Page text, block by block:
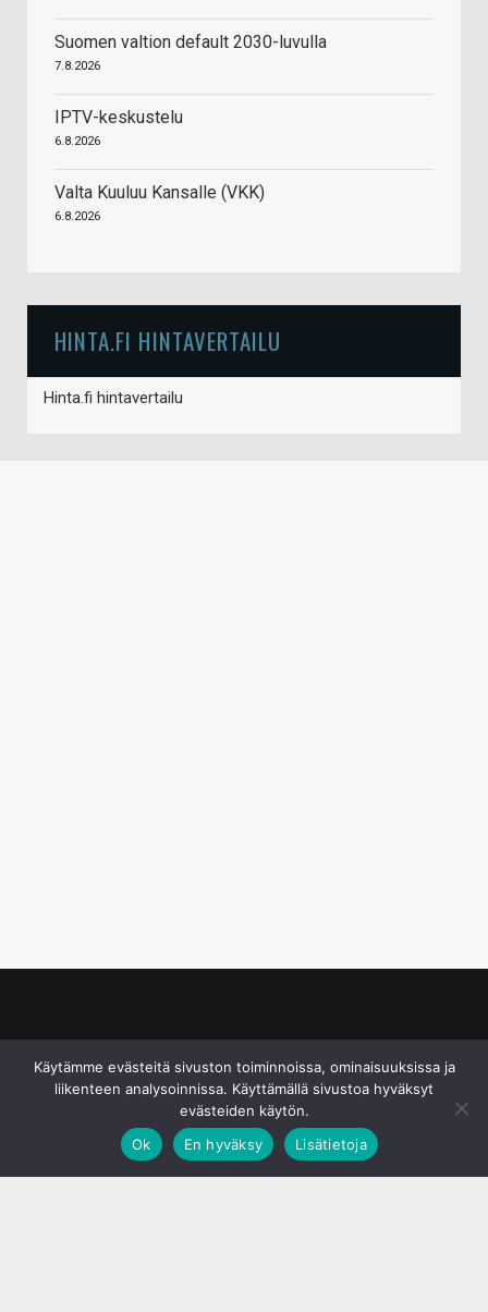
Suomen valtion default 2030-luvulla
7.8.2026
IPTV-keskustelu
6.8.2026
Valta Kuuluu Kansalle (VKK)
6.8.2026
HINTA.FI HINTAVERTAILU
Hinta.fi hintavertailu
Käytämme evästeitä sivuston toiminnoissa, ominaisuuksissa ja
liikenteen analysoinnissa. Käyttämällä sivustoa hyväksyt
evästeiden käytön.
Ok
En hyväksy Lisätietoja